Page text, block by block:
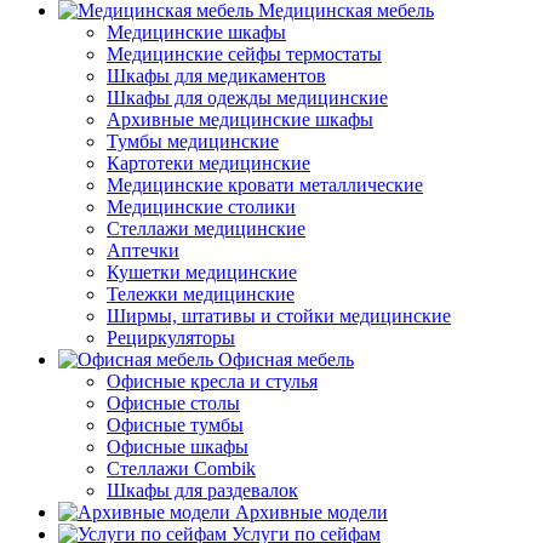
Медицинская мебель
Медицинские шкафы
Медицинские сейфы термостаты
Шкафы для медикаментов
Шкафы для одежды медицинские
Архивные медицинские шкафы
Тумбы медицинские
Картотеки медицинские
Медицинские кровати металлические
Медицинские столики
Стеллажи медицинские
Аптечки
Кушетки медицинские
Тележки медицинские
Ширмы, штативы и стойки медицинские
Рециркуляторы
Офисная мебель
Офисные кресла и стулья
Офисные столы
Офисные тумбы
Офисные шкафы
Стеллажи Combik
Шкафы для раздевалок
Архивные модели
Услуги по сейфам